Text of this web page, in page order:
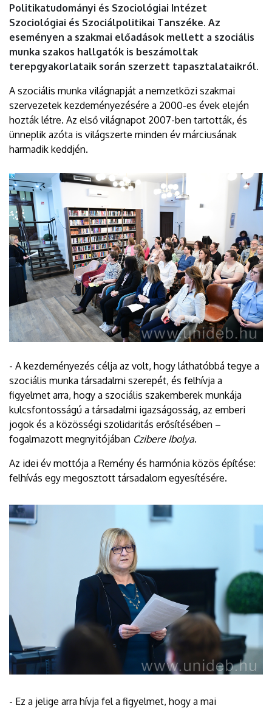
Politikatudományi és Szociológiai Intézet
Szociológiai és Szociálpolitikai Tanszéke. Az
eseményen a szakmai előadások mellett a szociális
munka szakos hallgatók is beszámoltak
terepgyakorlataik során szerzett tapasztalataikról.
A szociális munka világnapját a nemzetközi szakmai
szervezetek kezdeményezésére a 2000-es évek elején
hozták létre. Az első világnapot 2007-ben tartották, és
ünneplik azóta is világszerte minden év márciusának
harmadik keddjén.
- A kezdeményezés célja az volt, hogy láthatóbbá tegye a
szociális munka társadalmi szerepét, és felhívja a
figyelmet arra, hogy a szociális szakemberek munkája
kulcsfontosságú a társadalmi igazságosság, az emberi
jogok és a közösségi szolidaritás erősítésében –
fogalmazott megnyitójában Czibere Ibolya.
Az idei év mottója a Remény és harmónia közös építése:
felhívás egy megosztott társadalom egyesítésére.
- Ez a jelige arra hívja fel a figyelmet, hogy a mai